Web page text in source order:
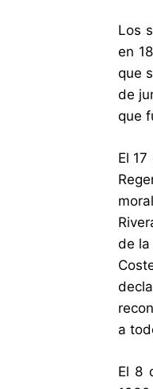
Los
en
que
de
que
El
de la
a
El 8